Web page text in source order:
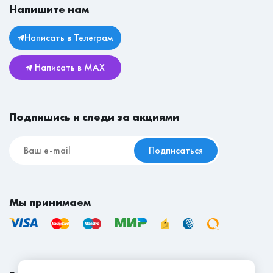
Подпишись и следи за акциями
Подписаться
Мы принимаем
Напишите нам
Написать в Телеграм
Написать в MAX
Комоды
Детские
Реставрационные материалы
Личный кабинет
Юридическая информация
Возврат и обмен